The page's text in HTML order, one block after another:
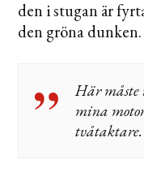
den i stugan är
den gröna dunken.
Här
mina
tvåtaktare.